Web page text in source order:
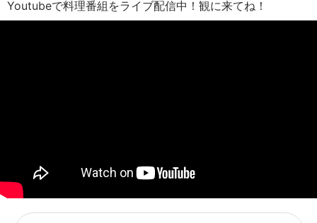
Youtubeで料理番組をライブ配信中！観に来てね！